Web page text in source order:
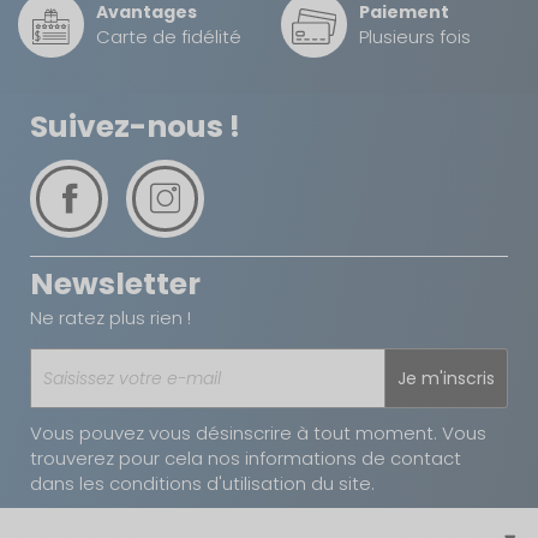
Avantages
Carte de fidélité
Paiement
Plusieurs fois
Suivez-nous !
Newsletter
Ne ratez plus rien !
Je m'inscris
Vous pouvez vous désinscrire à tout moment. Vous
trouverez pour cela nos informations de contact
dans les conditions d'utilisation du site.